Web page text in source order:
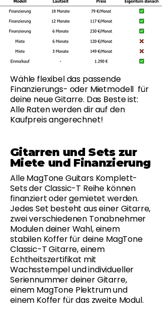
Wähle flexibel das passende
Finanzierungs- oder Mietmodell für
deine neue Gitarre. Das Beste ist:
Alle Raten werden dir auf den
Kaufpreis angerechnet!
Gitarren und Sets zur
Miete und Finanzierung
Alle MagTone Guitars Komplett-
Sets der Classic-T Reihe können
finanziert oder gemietet werden.
Jedes Set besteht aus einer Gitarre,
zwei verschiedenen Tonabnehmer
Modulen deiner Wahl, einem
stabilen Koffer für deine MagTone
Classic-T Gitarre, einem
Echtheitszertifikat mit
Wachsstempel und individueller
Seriennummer deiner Gitarre,
einem MagTone Plektrum und
einem Koffer für das zweite Modul.